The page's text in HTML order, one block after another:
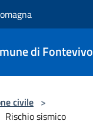
di Fontevivo
civile >
Rischio sismico